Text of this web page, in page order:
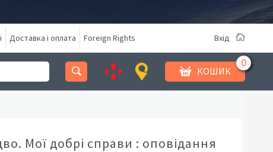
Доставка і оплата Foreign Rights Вхід
КОШИК
Мої добрі справи : оповідання